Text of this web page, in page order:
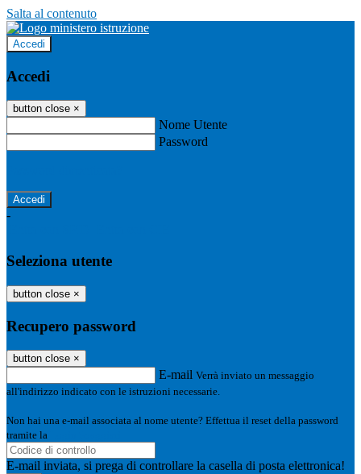
Salta al contenuto
Accedi
Accedi
button close ×
Nome Utente
Password
-
Seleziona utente
button close ×
Recupero password
button close ×
E-mail Verrà inviato un messaggio
all'indirizzo indicato con le istruzioni necessarie.
Non hai una e-mail associata al nome utente? Effettua il reset della password
tramite la
E-mail inviata, si prega di controllare la casella di posta elettronica!